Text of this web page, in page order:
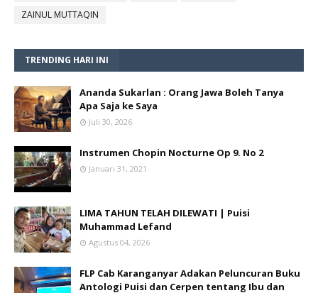
ZAINUL MUTTAQIN
TRENDING HARI INI
Ananda Sukarlan : Orang Jawa Boleh Tanya
Apa Saja ke Saya
Juli 30, 2026
Instrumen Chopin Nocturne Op 9. No 2
Januari 31, 2021
LIMA TAHUN TELAH DILEWATI | Puisi
Muhammad Lefand
Agustus 04, 2026
FLP Cab Karanganyar Adakan Peluncuran Buku
Antologi Puisi dan Cerpen tentang Ibu dan